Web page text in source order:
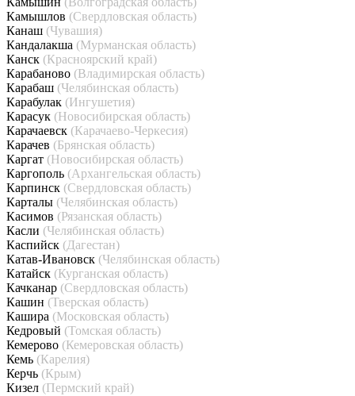
Камышлов (Свердловская область)
Канаш (Чувашия)
Кандалакша (Мурманская область)
Канск (Красноярский край)
Карабаново (Владимирская область)
Карабаш (Челябинская область)
Карабулак (Ингушетия)
Карасук (Новосибирская область)
Карачаевск (Карачаево-Черкесия)
Карачев (Брянская область)
Каргат (Новосибирская область)
Каргополь (Архангельская область)
Карпинск (Свердловская область)
Карталы (Челябинская область)
Касимов (Рязанская область)
Касли (Челябинская область)
Каспийск (Дагестан)
Катав-Ивановск (Челябинская область)
Катайск (Курганская область)
Качканар (Свердловская область)
Кашин (Тверская область)
Кашира (Московская область)
Кедровый (Томская область)
Кемерово (Кемеровская область)
Кемь (Карелия)
Керчь (Крым)
Кизел (Пермский край)